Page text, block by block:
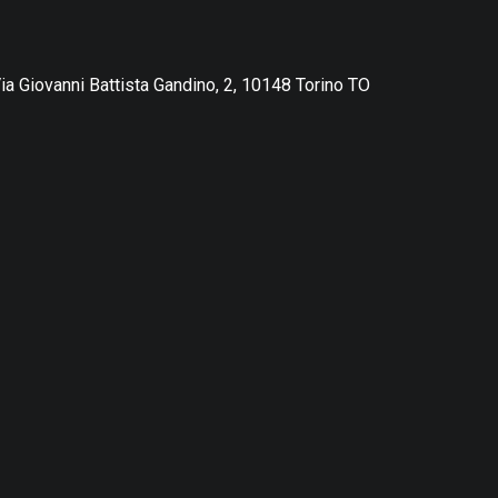
Giovanni Battista Gandino, 2, 10148 Torino TO